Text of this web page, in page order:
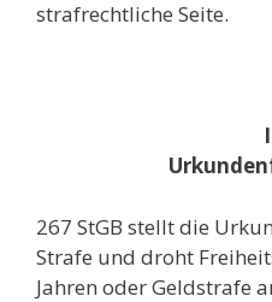
strafrechtliche Seite.
267 StGB stellt die
Strafe und droht
Jahren oder Geldstrafe